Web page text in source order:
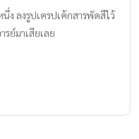
ง ลงรูปเครปเค้กสารพัดสีไว้
ย์มาเสียเลย